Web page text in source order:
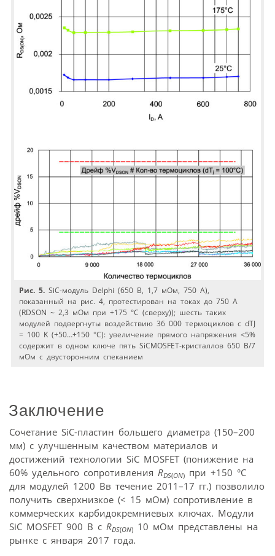
Рис. 5. SiC-модуль Delphi (650 В, 1,7 мОм, 750 A),
показанный на рис. 4, протестирован на токах до 750 A
(RDSON ~ 2,3 мОм при +175 °C (сверху)); шесть таких
модулей подвергнуты воздействию 36 000 термоциклов с dTJ
= 100 K (+50…+150 °C): увеличение прямого напряжения <5%
содержит в одном ключе пять SiCMOSFET-кристаллов 650 В/7
мОм с двусторонним спеканием
Заключение
Сочетание SiC-пластин большего диаметра (150–200
мм) с улучшенным качеством материалов и
достижений технологии SiC MOSFET (понижение на
60% удельного сопротивления RDS(ON) при +150 °C
для модулей 1200 Вв течение 2011–17 гг.) позволило
получить сверхнизкое (< 15 мОм) сопротивление в
коммерческих карбидокремниевых ключах. Модули
SiC MOSFET 900 В с RDS(ON) 10 мОм представлены на
рынке с января 2017 года.